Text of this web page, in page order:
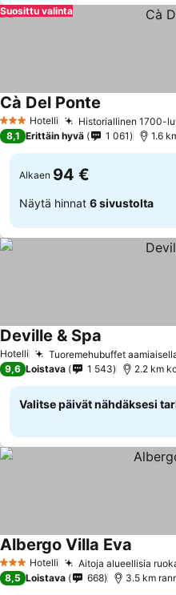
Suosittu valinta
3 Tähtiluokitus
Hotelli Historiallinen 1700-
Cà Del Ponte
8,1 Erittäin hyvä 1 061 1.6
Alkaen 94 €
Näytä hinnat 6 sivustolta
Hotelli Tuoremehubuffet
Deville & Spa
9,6 Loistava 1 543 2.2 km
Valitse päivät nähdäksesi
3 Tähtiluokitus
Hotelli Aitoja alueellisia
Albergo Villa Eva
8,5 Loistava 668 3.5 km